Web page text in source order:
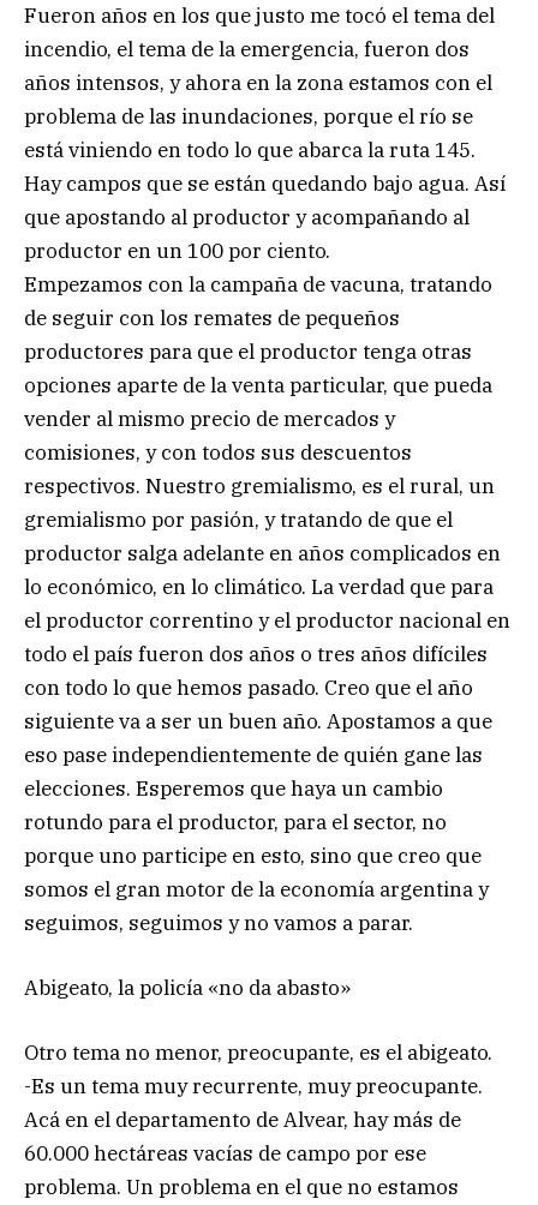
Fueron años en los que justo me tocó el tema del
incendio, el tema de la emergencia, fueron dos
años intensos, y ahora en la zona estamos con el
problema de las inundaciones, porque el río se
está viniendo en todo lo que abarca la ruta 145.
Hay campos que se están quedando bajo agua. Así
que apostando al productor y acompañando al
productor en un 100 por ciento.
Empezamos con la campaña de vacuna, tratando
de seguir con los remates de pequeños
productores para que el productor tenga otras
opciones aparte de la venta particular, que pueda
vender al mismo precio de mercados y
comisiones, y con todos sus descuentos
respectivos. Nuestro gremialismo, es el rural, un
gremialismo por pasión, y tratando de que el
productor salga adelante en años complicados en
lo económico, en lo climático. La verdad que para
el productor correntino y el productor nacional en
todo el país fueron dos años o tres años difíciles
con todo lo que hemos pasado. Creo que el año
siguiente va a ser un buen año. Apostamos a que
eso pase independientemente de quién gane las
elecciones. Esperemos que haya un cambio
rotundo para el productor, para el sector, no
porque uno participe en esto, sino que creo que
somos el gran motor de la economía argentina y
seguimos, seguimos y no vamos a parar.
Abigeato, la policía «no da abasto»
Otro tema no menor, preocupante, es el abigeato.
-Es un tema muy recurrente, muy preocupante.
Acá en el departamento de Alvear, hay más de
60.000 hectáreas vacías de campo por ese
problema. Un problema en el que no estamos